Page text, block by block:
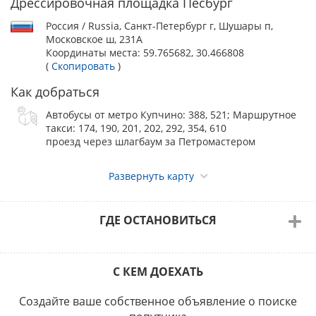
поручения на оплату добровольного целевого взноса на
организацию и проведение выставки необходимо указать:
- название выставки;
- породу собаки;
- кличку собаки;
- ФИО владельца собаки.
Взнос владельцу собаки возвращается только в случае
гибели собаки, подтвержденной справкой, выданной
Гос.вет.клиникой, если справка предоставлена в
оргкомитет выставки до окончания регистрации.
Каждому участнику при себе необходимо в обязательном
государственной ветеринарной клиники о
вакцинации против бешенства, проведённой не ранее чем
площадку в системе Меркурий, номер предприятия в
уточняйте у организатора.
В случае отсутствия ветеринарного паспорта сотрудник
Россия / Russia, Санкт-Петербург г, Шушары п,
Московское ш, 231А
Координаты места: 59.765682, 30.466808
( Скопировать )
Как добраться
Автобусы от метро Купчино: 388, 521; Маршрутное
такси: 174, 190, 201, 202, 292, 354, 610
проезд через шлагбаум за Петромастером
Развернуть карту
ГДЕ ОСТАНОВИТЬСЯ
С КЕМ ДОЕХАТЬ
Создайте ваше собственное объявление о поиске